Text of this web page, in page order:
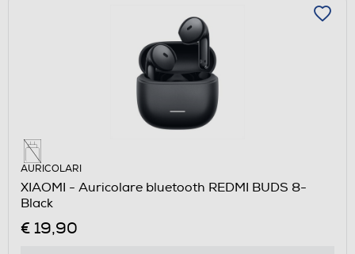
AURICOLARI
XIAOMI - Auricolare bluetooth REDMI BUDS 8-
Black
€ 19,90